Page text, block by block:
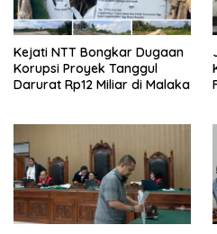
Kejati NTT Bongkar Dugaan
Korupsi Proyek Tanggul
Darurat Rp12 Miliar di Malaka